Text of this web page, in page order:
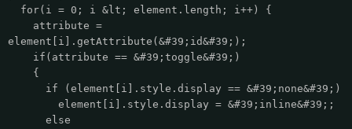
for(i = 0; i &lt; element.length; i++) {
attribute =
element[i].getAttribute(&#39;id&#39;);
if(attribute == &#39;toggle&#39;)
{
if (element[i].style.display == &#39;none&#39;)
element[i].style.display = &#39;inline&#39;;
else